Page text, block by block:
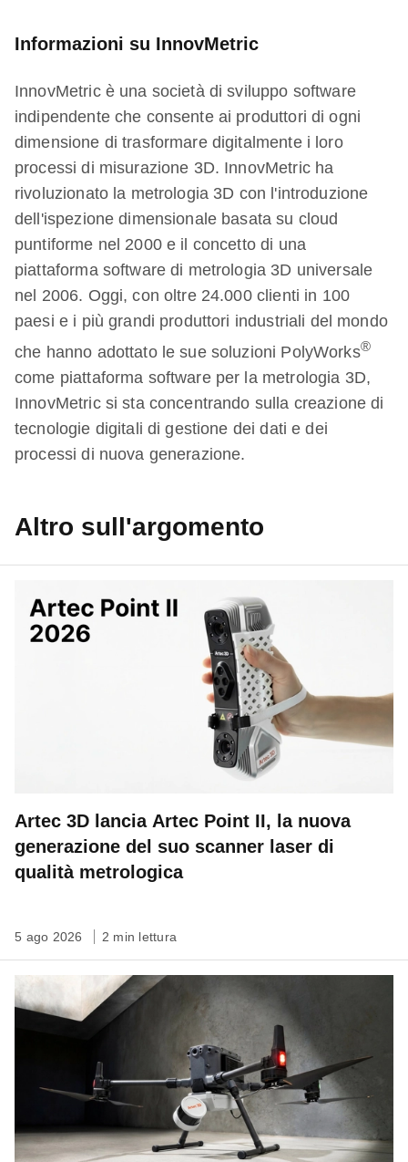
Informazioni su InnovMetric
InnovMetric è una società di sviluppo software
indipendente che consente ai produttori di ogni
dimensione di trasformare digitalmente i loro
processi di misurazione 3D. InnovMetric ha
rivoluzionato la metrologia 3D con l'introduzione
dell'ispezione dimensionale basata su cloud
puntiforme nel 2000 e il concetto di una
piattaforma software di metrologia 3D universale
nel 2006. Oggi, con oltre 24.000 clienti in 100
paesi e i più grandi produttori industriali del mondo
che hanno adottato le sue soluzioni PolyWorks®
come piattaforma software per la metrologia 3D,
InnovMetric si sta concentrando sulla creazione di
tecnologie digitali di gestione dei dati e dei
processi di nuova generazione.
Altro sull'argomento
Artec 3D lancia Artec Point II, la nuova
generazione del suo scanner laser di
qualità metrologica
5 ago 2026 2 min lettura